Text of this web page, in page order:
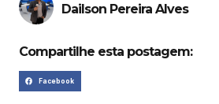
Dailson Pereira Alves
Compartilhe esta postagem:
Facebook